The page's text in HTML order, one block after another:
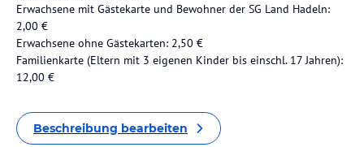
Erwachsene mit Gästekarte und Bewohner der SG Land Hadeln:
2,00 €
Erwachsene ohne Gästekarten: 2,50 €
Familienkarte (Eltern mit 3 eigenen Kinder bis einschl. 17 Jahren):
12,00 €
Beschreibung bearbeiten